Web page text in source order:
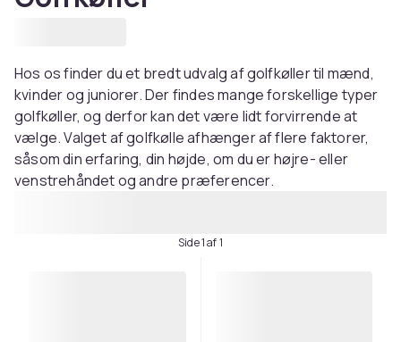
Hos os finder du et bredt udvalg af golfkøller til mænd,
kvinder og juniorer. Der findes mange forskellige typer
golfkøller, og derfor kan det være lidt forvirrende at
vælge. Valget af golfkølle afhænger af flere faktorer,
såsom din erfaring, din højde, om du er højre- eller
venstrehåndet og andre præferencer.
Side 1 af 1